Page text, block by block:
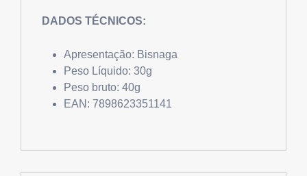
DADOS TÉCNICOS:
Apresentação: Bisnaga
Peso Líquido: 30g
Peso bruto: 40g
EAN: 7898623351141